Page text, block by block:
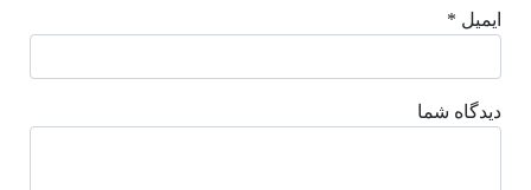
ایمیل *
دیدگاه شما